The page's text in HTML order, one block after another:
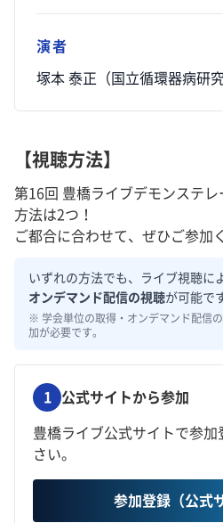
演者
塚本 泰正（国立循環器病研
【視聴方法】
第16回 豊橋ライブデモンステ
方法は2つ！
ご都合に合わせて、ぜひご参加
いずれの方法でも、ライブ視聴に
オンデマンド配信の視聴が可能で
※ 学会単位の取得・オンデマンド配信
加が必要です。
1 公式サイトから参加
豊橋ライブ公式サイトで参
さい。
参加登録（公式